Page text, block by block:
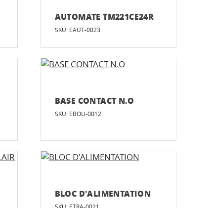
AUTOMATE TM221CE24R
SKU: EAUT-0023
BASE CONTACT N.O
SKU: EBOU-0012
BLOC D'ALIMENTATION